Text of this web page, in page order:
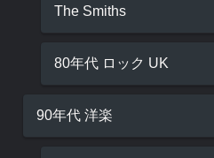
The Smiths
80年代 ロック UK
90年代 洋楽